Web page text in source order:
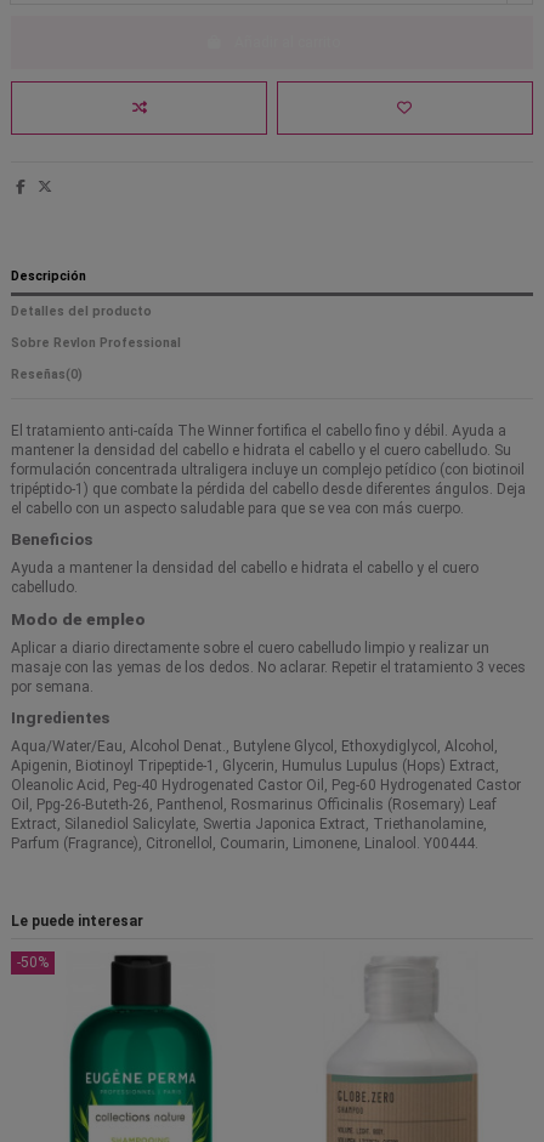
Descripción
Detalles del producto
Sobre Revlon Professional
Reseñas(0)
El tratamiento anti-caída The Winner fortifica el cabello fino y débil. Ayuda a
mantener la densidad del cabello e hidrata el cabello y el cuero cabelludo. Su
formulación concentrada ultraligera incluye un complejo petídico (con biotinoil
tripéptido-1) que combate la pérdida del cabello desde diferentes ángulos. Deja
el cabello con un aspecto saludable para que se vea con más cuerpo.
Beneficios
Ayuda a mantener la densidad del cabello e hidrata el cabello y el cuero
cabelludo.
Modo de empleo
Aplicar a diario directamente sobre el cuero cabelludo limpio y realizar un
masaje con las yemas de los dedos. No aclarar. Repetir el tratamiento 3 veces
por semana.
Ingredientes
Aqua/Water/Eau, Alcohol Denat., Butylene Glycol, Ethoxydiglycol, Alcohol,
Apigenin, Biotinoyl Tripeptide-1, Glycerin, Humulus Lupulus (Hops) Extract,
Oleanolic Acid, Peg-40 Hydrogenated Castor Oil, Peg-60 Hydrogenated Castor
Oil, Ppg-26-Buteth-26, Panthenol, Rosmarinus Officinalis (Rosemary) Leaf
Extract, Silanediol Salicylate, Swertia Japonica Extract, Triethanolamine,
Parfum (Fragrance), Citronellol, Coumarin, Limonene, Linalool. Y00444.
Le puede interesar
-50%